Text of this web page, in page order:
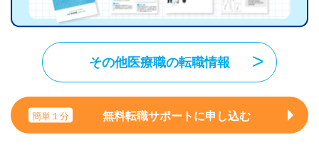
その他医療職の転職情報
簡単１分 無料転職サポートに申し込む